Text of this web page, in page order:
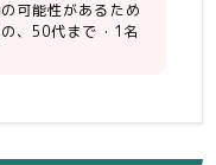
可能性があるため
、50代まで・1名